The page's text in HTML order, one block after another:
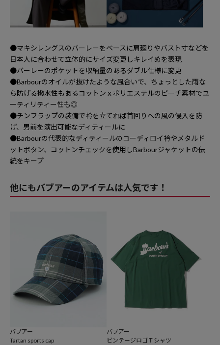
●マキシレングスのバーレーをベースに肩廻りやバスト寸などを
日本人に合わせて立体的にサイズ変更しキレイめを表現
●バーレーのポケットを収納量のあるダブル仕様に変更
●Barbourのオイルが抜けたような風合いで、ちょっとした雨な
ら防げる撥水性もあるコットンｘポリエステルのピーチ素材でユ
ーティリティー性も◎
●チンフラップの装備で衿を立てれば首回りへの風の侵入を防
げ、男前を演出可能なディティールに
●Barbourの代表的なディティールのコーディロイ衿やメタルド
ットボタン、コットンチェックを使用しBarbourジャケットの伝
統をキープ
他にもバブアーのアイテムは人気です！
バブアー
Tartan sports cap
バブアー
ビンテージロゴＴシャツ